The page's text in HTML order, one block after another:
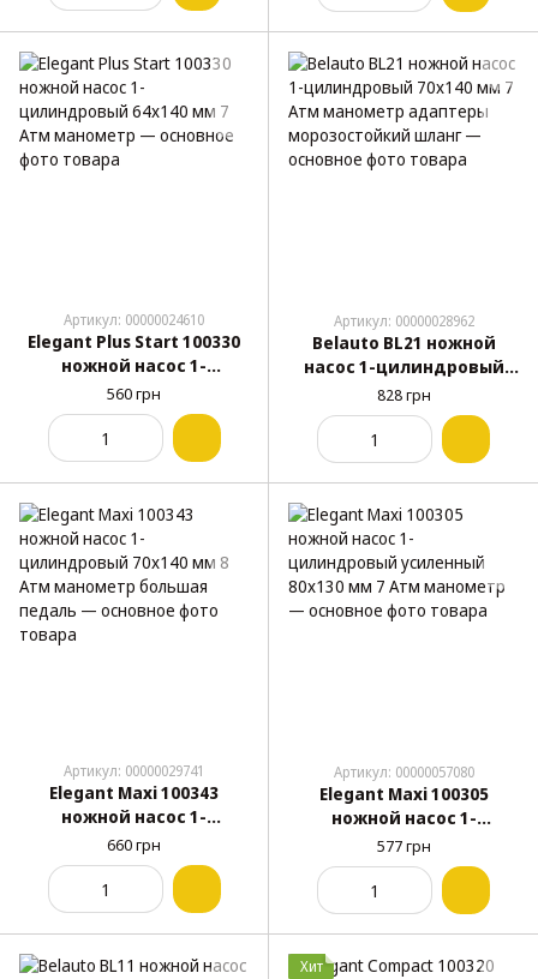
Артикул: 00000024610
Elegant Plus Start 100330
ножной насос 1-
цилиндровый 64x140 мм
7 Атм манометр
560 грн
Артикул: 00000028962
Belauto BL21 ножной
насос 1-цилиндровый
70x140 мм 7 Атм
манометр адаптеры
морозостойкий шланг
828 грн
Артикул: 00000029741
Elegant Maxi 100343
ножной насос 1-
цилиндровый 70x140 мм
8 Атм манометр большая
педаль
660 грн
Артикул: 00000057080
Elegant Maxi 100305
ножной насос 1-
цилиндровый
усиленный 80x130 мм 7
Атм манометр
577 грн
Хит